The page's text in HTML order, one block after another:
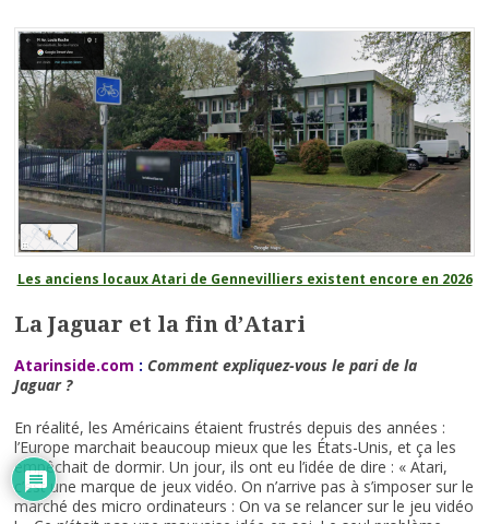
Les anciens locaux Atari de Gennevilliers existent encore en 2026
La Jaguar et la fin d’Atari
Atarinside.com : Comment expliquez-vous le pari de la
Jaguar ?
En réalité, les Américains étaient frustrés depuis des années :
l’Europe marchait beaucoup mieux que les États-Unis, et ça les
empêchait de dormir. Un jour, ils ont eu l’idée de dire : « Atari,
c’est une marque de jeux vidéo. On n’arrive pas à s’imposer sur le
marché des micro ordinateurs : On va se relancer sur le jeu vidéo